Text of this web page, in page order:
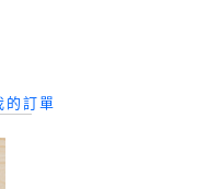
的訂單